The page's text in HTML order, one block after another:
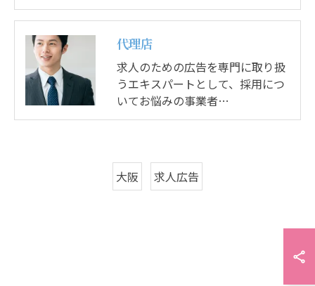
代理店
求人のための広告を専門に取り扱
うエキスパートとして、採用につ
いてお悩みの事業者…
大阪 求人広告